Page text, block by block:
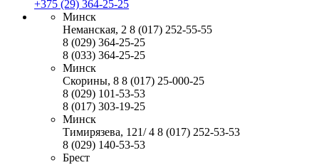
+375 (29) 364-25-25
Минск
Неманская, 2 8 (017) 252-55-55
8 (029) 364-25-25
8 (033) 364-25-25
Минск
Скорины, 8 8 (017) 25-000-25
8 (029) 101-53-53
8 (017) 303-19-25
Минск
Тимирязева, 121/ 4 8 (017) 252-53-53
8 (029) 140-53-53
Брест